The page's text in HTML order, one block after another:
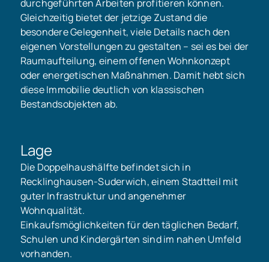
durchgeführten Arbeiten profitieren können.
Gleichzeitig bietet der jetzige Zustand die
besondere Gelegenheit, viele Details nach den
eigenen Vorstellungen zu gestalten – sei es bei der
Raumaufteilung, einem offenen Wohnkonzept
oder energetischen Maßnahmen. Damit hebt sich
diese Immobilie deutlich von klassischen
Bestandsobjekten ab.
Lage
Die Doppelhaushälfte befindet sich in
Recklinghausen-Suderwich, einem Stadtteil mit
guter Infrastruktur und angenehmer
Wohnqualität.
Einkaufsmöglichkeiten für den täglichen Bedarf,
Schulen und Kindergärten sind im nahen Umfeld
vorhanden.